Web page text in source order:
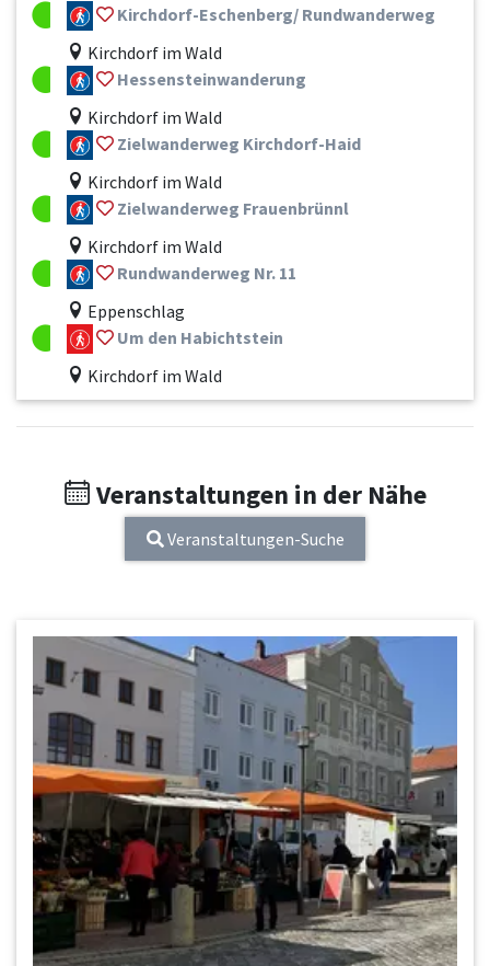
Kirchdorf-Eschenberg/ Rundwanderweg
Kirchdorf im Wald
Hessensteinwanderung
Kirchdorf im Wald
Zielwanderweg Kirchdorf-Haid
Kirchdorf im Wald
Zielwanderweg Frauenbrünnl
Kirchdorf im Wald
Rundwanderweg Nr. 11
Eppenschlag
Um den Habichtstein
Kirchdorf im Wald
Veranstaltungen in der Nähe
Veranstaltungen-Suche